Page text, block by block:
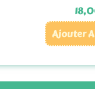
Ajouter